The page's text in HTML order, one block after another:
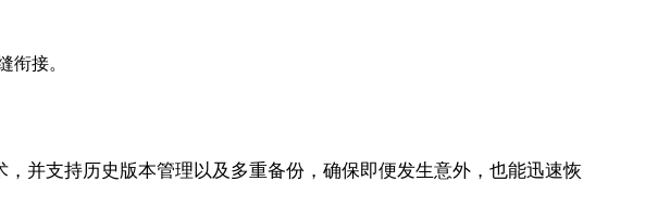
衔接。
并支持历史版本管理以及多重备份，确保即便发生意外，也能迅速恢